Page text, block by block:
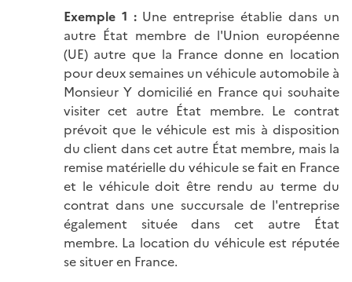
Exemple 1 : Une entreprise établie dans un
autre État membre de l'Union européenne
(UE) autre que la France donne en location
pour deux semaines un véhicule automobile à
Monsieur Y domicilié en France qui souhaite
visiter cet autre État membre. Le contrat
prévoit que le véhicule est mis à disposition
du client dans cet autre État membre, mais la
remise matérielle du véhicule se fait en France
et le véhicule doit être rendu au terme du
contrat dans une succursale de l'entreprise
également située dans cet autre État
membre. La location du véhicule est réputée
se situer en France.